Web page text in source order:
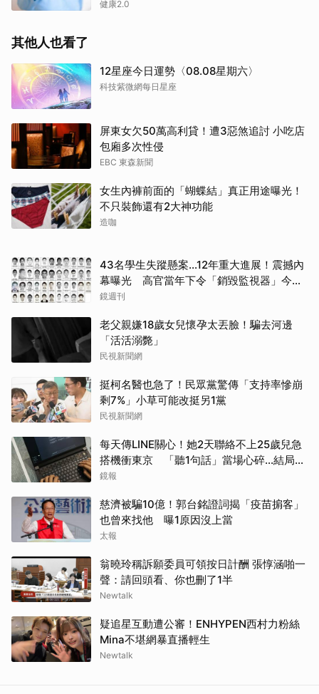
健康2.0
其他人也看了
12星座今日運勢〈08.08星期六〉
科技紫微網每日星座
屏東女欠50萬高利貸！遭3惡煞追討 小吃店
包廂多次性侵
EBC 東森新聞
女生內褲前面的「蝴蝶結」真正用途曝光！
不只裝飾還有2大神功能
造咖
43名學生失蹤懸案...12年重大進展！震撼內
幕曝光 高官當年下令「銷毀監視器」今遭
逮
鏡週刊
老父親嫌18歲女兒懷孕太丟臉！騙去河邊
「活活溺斃」
民視新聞網
挺柯名醫也急了！民眾黨驚傳「支持率慘崩
剩7%」小草可能改挺另1黨
民視新聞網
每天傳LINE關心！她2天聯絡不上25歲兒急
搭機衝東京 「聽1句話」當場心碎...結局看
哭網
鏡報
慈濟被騙10億！郭台銘證詞揭「疫苗掮客」
也曾來找他 曝1原因沒上當
太報
翁曉玲稱訴願委員可領按日計酬 張惇涵啪一
聲：請回頭看、你也刪了1半
Newtalk
疑追星互動遭公審！ENHYPEN西村力粉絲
Mina不堪網暴直播輕生
Newtalk